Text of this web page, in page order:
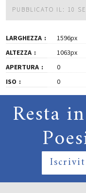
PUBBLICATO IL: 10
LARGHEZZA
1596px
ALTEZZA
1063px
APERTURA
0
ISO
0
Resta